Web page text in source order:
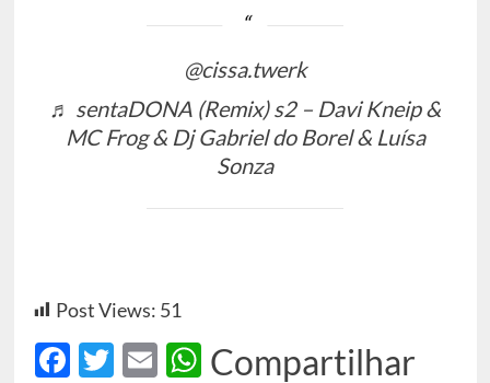
@cissa.twerk
♬ sentaDONA (Remix) s2 – Davi Kneip &
MC Frog & Dj Gabriel do Borel & Luísa
Sonza
Post Views: 51
Facebook
Twitter
EmailWhatsApp
Compartilhar